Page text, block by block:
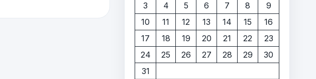
3
4 5 6 7 8
9
10
11 12 13 14 15
16
17
18 19 20 21 22
23
24
25 26 27 28 29
30
31